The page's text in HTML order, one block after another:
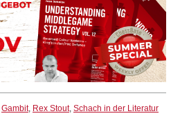
Gambit, Rex Stout, Schach in der Literatur